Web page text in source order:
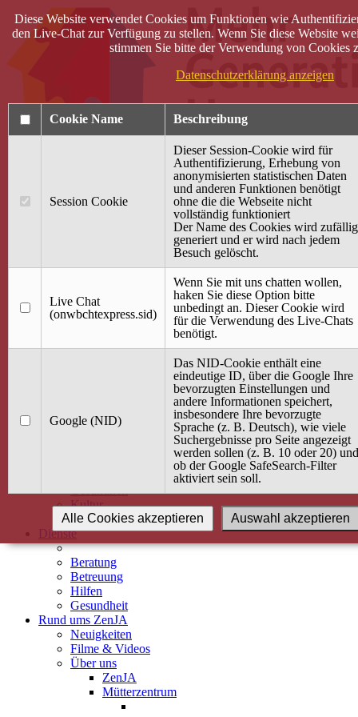
40 Jahre Mütterzentrum
Terminkalender
Gemeinsam aktiv
Gemeinsam unterwegs
wirFAIRändern
Angebot / Kurs suchen
Babybauch & Elternschaft
Gesundheit
Kultur
Alle Kurse
Dienste
Beratung
Betreuung
Hilfen
Gesundheit
Rund ums ZenJA
Neuigkeiten
Filme & Videos
Über uns
ZenJA
Mütterzentrum
Diese Website verwendet Cookies um Funktionen wie
den Live-Chat zur Verfügung zu stellen. Wenn Sie diese Website
stimmen Sie bitte der Verwendung von Cookies
Datenschutzerklärung anzeigen
Cookie Name Beschreibung
Session Cookie
Dieser Session-Cookie wird für
Authentifizierung, Erhebung von
anonymisierten statistischen Daten
und anderen Funktionen benötigt
ohne die die Webseite nicht
vollständig funktioniert
Der Name des Cookies wird zufällig
generiert und er wird nach jedem
Besuch gelöscht.
Live Chat
(onwbchtexpress.sid)
Wenn Sie mit uns chatten wollen,
haken Sie diese Option bitte
unbedingt an. Dieser Cookie wird
für die Verwendung des Live-Chats
benötigt.
Google (NID)
Das NID-Cookie enthält eine
eindeutige ID, über die Google Ihre
bevorzugten Einstellungen und
andere Informationen speichert,
insbesondere Ihre bevorzugte
Sprache (z. B. Deutsch), wie viele
Suchergebnisse pro Seite angezeigt
werden sollen (z. B. 10 oder 20) und
ob der Google SafeSearch-Filter
aktiviert sein soll.
Auswahl akzeptieren
Alle Cookies akzeptieren